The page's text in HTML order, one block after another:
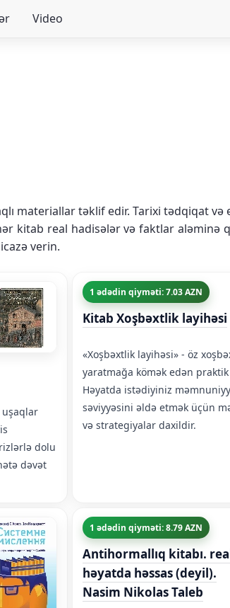
Video
materiallar təklif edir. Tarixi tədqiqat
kitab real hadisələr və faktlar aləminə
verin.
uşaqlar
dolu
dəvət
1 ədədin qiyməti: 7.03 AZN
Kitab Xoşbəxtlik layihəsi
«Xoşbəxtlik layihəsi» - öz
yaratmağa kömək edən praktik
Həyatda istədiyiniz
səviyyəsini əldə etmək üçün
və strategiyalar daxildir.
1 ədədin qiyməti: 8.79 AZN
Antihormallıq kitabı.
həyatda həssas (deyil).
Nasim Nikolas Taleb